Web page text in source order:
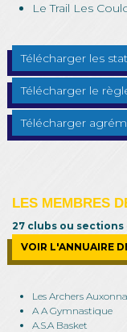
Le Trail Les
Télécharger les
Télécharger le
Télécharger
LES MEMBRES
27 clubs ou
VOIR L'ANNUAIRE
Les Archers
A A Gymnastique
A.S.A Basket